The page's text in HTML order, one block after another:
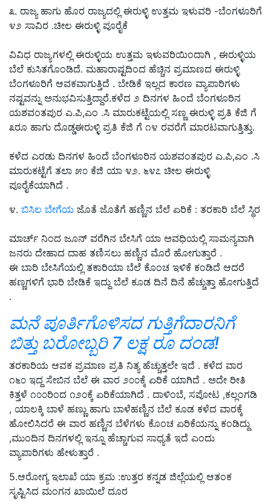
೩. ರಾಜ್ಯ ಹಾಗು ಹೊರ ರಾಜ್ಯದಲ್ಲಿ ಈರುಳ್ಳಿ ಉತ್ತಮ ಇಳುವರಿ -ಬೆಂಗಳೂರಿಗೆ
೪೨ ಸಾವಿರ .ಚೀಲ ಈರುಳ್ಳಿ ಪೂರೈಕೆ
ವಿವಿಧ ರಾಜ್ಯಗಳಲ್ಲಿ ಈರುಳ್ಳಿಯ ಉತ್ತಮ ಇಳುವರಿಯಿಂದಾಗಿ , ಈರುಳ್ಳಿಯ
ಬೆಲೆ ಕುಸಿತಗೊಂಡಿದೆ. ಮಹಾರಾಷ್ಟದಿಂದ ಹೆಚ್ಚಿನ ಪ್ರಮಾಣದ ಈರುಳ್ಳಿ
ಬೆಂಗಳೂರಿಗೆ ಆವಕವಾಗುತ್ತಿದೆ . ಬೇಡಿಕೆ ಇಲ್ಲದ ಕಾರಣ ವ್ಯಾಪಾರಿಗಳು
ನಷ್ಟವನ್ನು ಅನುಭವಿಸುತ್ತಿದ್ದಾರೆ.ಕಳೆದ ೨ ದಿನಗಳ ಹಿಂದೆ ಬೆಂಗಳೂರಿನ
ಯಶವಂತಪುರ ಎ.ಪಿ,ಎಂ .ಸಿ ಮಾರುಕಟ್ಟೆಯಲ್ಲಿ ಸಣ್ಣ ಈರುಳ್ಳಿ ಪ್ರತಿ ಕೆಜಿ ಗೆ
೩ರೂ ಹಾಗು ದೊಡ್ಡಈರುಳ್ಳಿ ಪ್ರತಿ ಕೆಜಿ ಗೆ ೧೪ ರವರೆಗೆ ಮಾರಟವಾಗುತ್ತಿತ್ತು.
ಕಳೆದ ಎರಡು ದಿನಗಳ ಹಿಂದೆ ಬೆಂಗಳೂರಿನ ಯಶವಂತಪುರ ಎ.ಪಿ,ಎಂ .ಸಿ
ಮಾರುಕಟ್ಟೆಗೆ ತಲಾ ೫೦ ಕೆಜಿ ಯಾ ೪೨. ೬೪೭ ಚೀಲ ಈರುಳ್ಳಿ
ಪೂರೈಕೆಯಾಗಿದೆ .
೪. ಬಿಸಿಲ ಬೇಗೆಯ ಜೊತೆ ಜೊತೆಗೆ ಹಣ್ಣಿನ ಬೆಲೆ ಏರಿಕೆ : ತರಕಾರಿ ಬೆಲೆ ಸ್ಥಿರ
ಮಾರ್ಚ್ ನಿಂದ ಜೂನ್ ವರೆಗಿನ ಬೇಸಿಗೆ ಯಾ ಅವಧಿಯಲ್ಲಿ ಸಾಮನ್ಯವಾಗಿ
ಜನರು ದೇಹಾದ ದಾಹ ತಣಿಸಲು ಹಣ್ಣಿನ ಮೊರೆ ಹೋಗುತ್ತಾರೆ .
ಈ ಬಾರಿ ಬೇಸಿಗೆಯಲ್ಲಿ ತಕಾರಿಯಾ ಬೆಲೆ ಕೊಂಚ ಇಳಿಕೆ ಕಂಡಿದೆ ಆದರೆ
ಹಣ್ಣಗಳಿಗೆ ಭಾರಿ ಬೇಡಿಕೆ ಇದ್ದು ಬೆಲೆ ಕೂಡ ದಿನೆ ದಿನೆ ಹೆಚ್ಚುತ್ತಾ ಹೋಗುತ್ತಿದೆ
.
ಮನೆ ಪೂರ್ತಿಗೊಳಿಸದ ಗುತ್ತಿಗೆದಾರನಿಗೆ
ಬಿತ್ತು ಬರೋಬ್ಬರಿ 7 ಲಕ್ಷ ರೂ ದಂಡ!
ತರಕಾರಿಯ ಆವಕ ಪ್ರಮಾಣ ಪ್ರತಿ ನಿತ್ಯ ಹೆಚ್ಚುತ್ತಲೇ ಇದೆ . ಕಳೆದ ವಾರ
೧೬೦ ಇದ್ದ ಸೇಬಿನ ಬೆಲೆ ಈ ವಾರ ೨೦೦ಕ್ಕೆ ಏರಿಕೆ ಯಾಗಿದೆ . ಅದೇ ರೀತಿ
ಕಿತ್ತಳೆ ೧೦೦ರಿಂದ ೧೨೦ಕ್ಕೆ ಏರಿಕೆಯಾಗಿದೆ . ದಾಳಿಂಬೆ, ಸಪೋಟ ,ಕಲ್ಲಂಗಡಿ
, ಯಾಲಕ್ಕಿ ಬಾಳೆ ಹಣ್ಣು ಹಾಗು ಬಾಳೆಹಣ್ಣಿನ ಬೆಲೆ ಕೂಡ ಕಳೆದ ವಾರಕ್ಕೆ
ಹೋಲಿಸಿದರೆ ಈ ವಾರ ಹಣ್ಣಿನ ಬೆಳೆಗಳು ಕೊಂಚ ಏರಿಕೆಯನ್ನು ಕಂಡಿದ್ದು
,ಮುಂದಿನ ದಿನಗಳಲ್ಲಿ ಇನ್ನೂ ಹೆಚ್ಚಾಗುವ ಸಾಧ್ಯತೆ ಇದೆ ಎಂದು
ವ್ಯಾಪಾರಿಗಳು ಹೇಳುತ್ತಾರೆ .
5.ಆರೋಗ್ಯ ಇಲಾಖೆ ಯಾ ಕ್ರಮ :ಉತ್ತರ ಕನ್ನಡ ಜಿಲ್ಲೆಯಲ್ಲಿ ಆತಂಕ
ಸೃಷ್ಟಿಸಿದ ಮಂಗನ ಖಾಯಿಲೆ ದೂರ